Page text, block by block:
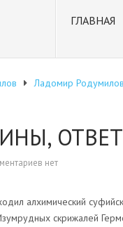
ГЛАВНАЯ
Ладомир
ОТВЕТ
нет
алхимический
скрижалей